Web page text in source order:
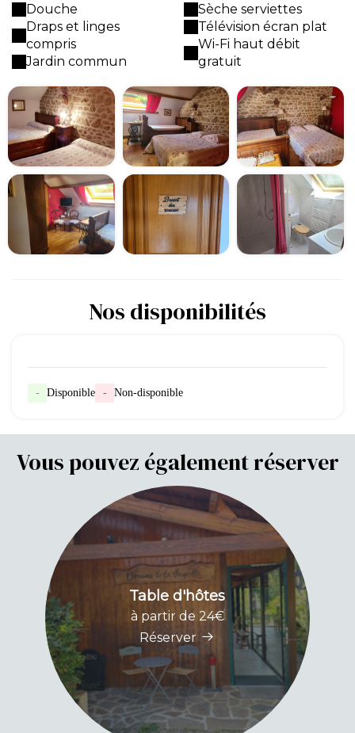
Douche
Draps et linges
compris
Jardin commun
Sèche serviettes
Télévision écran plat
Wi-Fi haut débit
gratuit
Nos disponibilités
- Disponible - Non-disponible
Vous pouvez également réserver
Table d'hôtes
à partir de 24€
Réserver